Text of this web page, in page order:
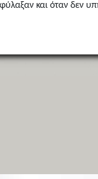
και όταν δεν